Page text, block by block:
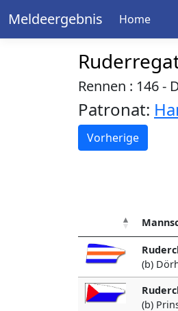
Meldeergebnis Home
Rennen : 146 -
Patronat:
Vorherige
(b)
(b)